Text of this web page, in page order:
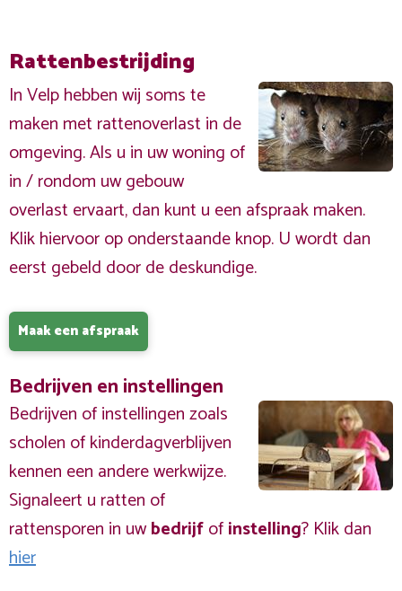
Rattenbestrijding
In Velp hebben wij soms te
maken met rattenoverlast in de
omgeving. Als u in uw woning of
in / rondom uw gebouw
overlast ervaart, dan kunt u een afspraak maken.
Klik hiervoor op onderstaande knop. U wordt dan
eerst gebeld door de deskundige.
Maak een afspraak
Bedrijven en instellingen
Bedrijven of instellingen zoals
scholen of kinderdagverblijven
kennen een andere werkwijze.
Signaleert u ratten of
rattensporen in uwbedrijfofinstelling? Klik dan
hier